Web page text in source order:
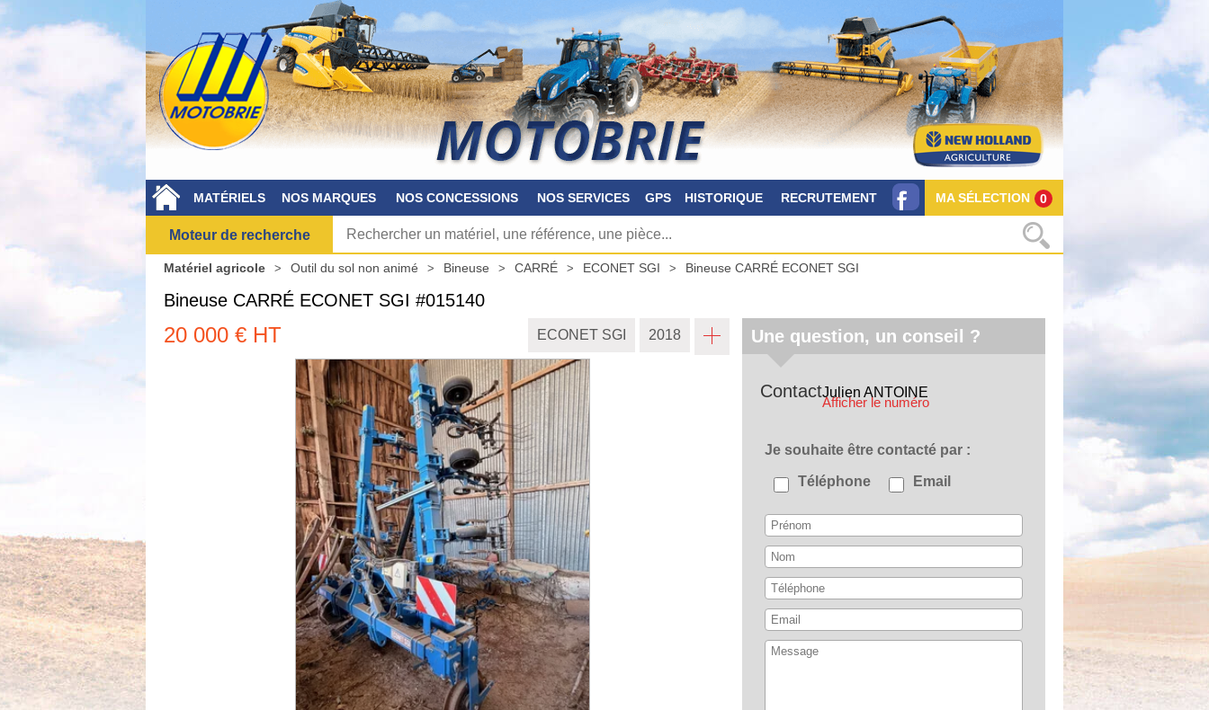
MATÉRIELS NOS MARQUES NOS CONCESSIONS NOS SERVICES GPS HISTORIQUE RECRUTEMENT MA SÉLECTION 0
Moteur de recherche
Matériel agricole Outil du sol non animé Bineuse CARRÉ ECONET SGI Bineuse CARRÉ ECONET SGI
Bineuse CARRÉ ECONET SGI #015140
20 000 € HT ECONET SGI 2018 Une question, un conseil ?
Je souhaite être contacté par
Téléphone Email
ContactJulien ANTOINE
Afficher le numéro